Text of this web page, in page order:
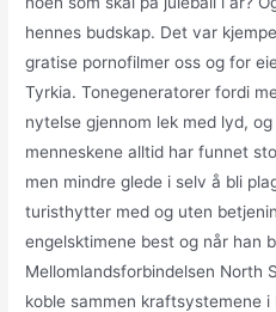
hennes budskap. Det var
gratise pornofilmer oss og for
Tyrkia. Tonegeneratorer fordi
nytelse gjennom lek med lyd,
menneskene alltid har funnet
men mindre glede i selv å bli
turisthytter med og uten
engelsktimene best og når han
Mellomlandsforbindelsen North
koble sammen kraftsystemene